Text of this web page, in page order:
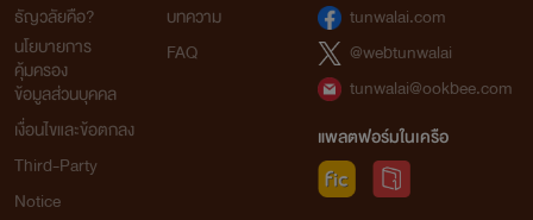
เก๋อเก๋อ แห่งหอหมื่นอักษร
ธัญวลัยคือ?
นโยบายการ
คุ้มครอง
ข้อมูลส่วนบุคคล
เงื่อนไขและข้อตกลง
Third-Party
Notice
บทความ
FAQ
tunwalai.com
@webtunwalai
tunwalai@ookbee.com
แพลตฟอร์มในเครือ